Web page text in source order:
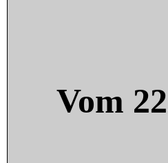
Vom